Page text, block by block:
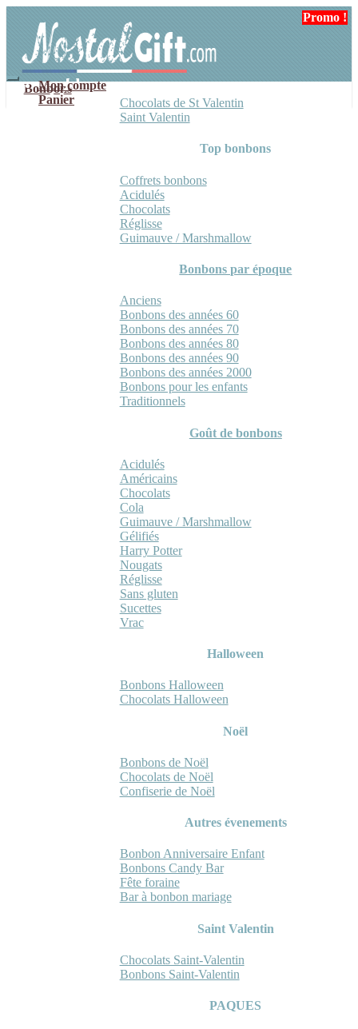
navigation
contenu
Mon compte
Panier
Bonbons
Chocolats de St Valentin
Saint Valentin
Top bonbons
Coffrets bonbons
Acidulés
Chocolats
Réglisse
Guimauve / Marshmallow
Bonbons par époque
Anciens
Bonbons des années 60
Bonbons des années 70
Bonbons des années 80
Bonbons des années 90
Bonbons des années 2000
Bonbons pour les enfants
Traditionnels
Goût de bonbons
Acidulés
Américains
Chocolats
Cola
Guimauve / Marshmallow
Gélifiés
Harry Potter
Nougats
Réglisse
Sans gluten
Sucettes
Vrac
Halloween
Bonbons Halloween
Chocolats Halloween
Noël
Bonbons de Noël
Chocolats de Noël
Confiserie de Noël
Autres évenements
Bonbon Anniversaire Enfant
Bonbons Candy Bar
Fête foraine
Bar à bonbon mariage
Saint Valentin
Chocolats Saint-Valentin
Bonbons Saint-Valentin
PAQUES
Promo !